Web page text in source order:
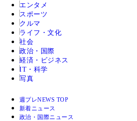
エンタメ
スポーツ
クルマ
ライフ・文化
社会
政治・国際
経済・ビジネス
IT・科学
写真
週プレNEWS TOP
新着ニュース
政治・国際ニュース